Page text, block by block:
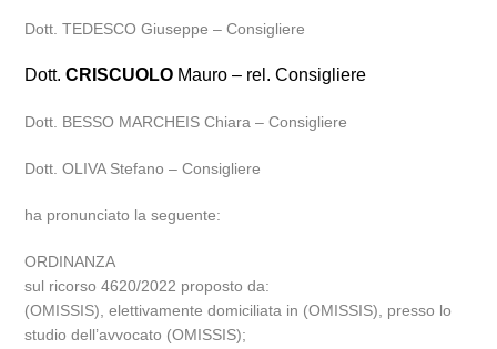
Dott. TEDESCO Giuseppe – Consigliere
Dott.CRISCUOLO Mauro – rel. Consigliere
Dott. BESSO MARCHEIS Chiara – Consigliere
Dott. OLIVA Stefano – Consigliere
ha pronunciato la seguente:
ORDINANZA
sul ricorso 4620/2022 proposto da:
(OMISSIS), elettivamente domiciliata in (OMISSIS), presso lo
studio dell’avvocato (OMISSIS);